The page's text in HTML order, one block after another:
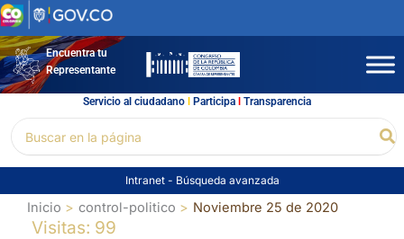
Ir
al
contenidoEncuentra tu
Representante
Servicio al ciudadano l Participal Transparencia
por:
Intranet - Búsqueda avanzada
Inicio control-politico Noviembre 25 de 2020
Visitas: 99